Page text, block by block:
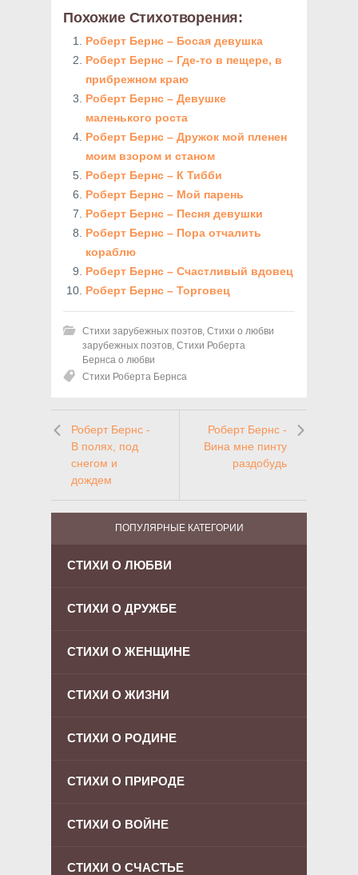
Похожие Стихотворения:
Роберт Бернс – Босая девушка
Роберт Бернс – Где-то в пещере, в
прибрежном краю
Роберт Бернс – Девушке
маленького роста
Роберт Бернс – Дружок мой пленен
моим взором и станом
Роберт Бернс – К Тибби
Роберт Бернс – Мой парень
Роберт Бернс – Песня девушки
Роберт Бернс – Пора отчалить
кораблю
Роберт Бернс – Счастливый вдовец
Роберт Бернс – Торговец
Стихи зарубежных поэтов, Стихи о любви
зарубежных поэтов, Стихи Роберта
Бернса о любви
Стихи Роберта Бернса
Роберт Бернс -
В полях, под
снегом и
дождем
Роберт Бернс -
Вина мне пинту
раздобудь
ПОПУЛЯРНЫЕ КАТЕГОРИИ
СТИХИ О ЛЮБВИ
СТИХИ О ДРУЖБЕ
СТИХИ О ЖЕНЩИНЕ
СТИХИ О ЖИЗНИ
СТИХИ О РОДИНЕ
СТИХИ О ПРИРОДЕ
СТИХИ О ВОЙНЕ
СТИХИ О СЧАСТЬЕ